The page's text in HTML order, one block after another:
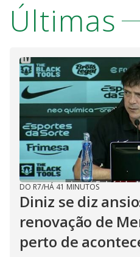
Últimas
DO R7/HÁ 41 MINUTOS
Diniz se diz
renovação de
perto de